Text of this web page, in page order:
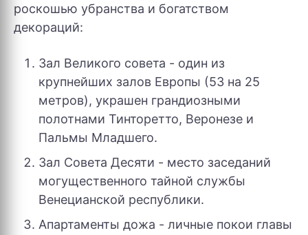
роскошью убранства и богатством
декораций:
Зал Великого совета - один из
крупнейших залов Европы (53 на 25
метров), украшен грандиозными
полотнами Тинторетто, Веронезе и
Пальмы Младшего.
Зал Совета Десяти - место заседаний
могущественного тайной службы
Венецианской республики.
Апартаменты дожа - личные покои главы